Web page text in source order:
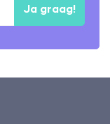
Ja graag!